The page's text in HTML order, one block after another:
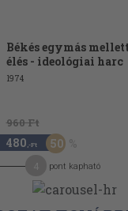
Békés egymás mellett
élés - ideológiai harc
1974
960 Ft
480 ,-Ft 50
pont kapható